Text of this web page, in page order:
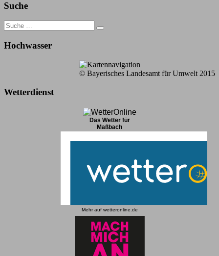
Suche
Search
for:
Hochwasser
© Bayerisches Landesamt für Umwelt 2015
Wetterdienst
Das Wetter für
Maßbach
Mehr auf wetteronline.de